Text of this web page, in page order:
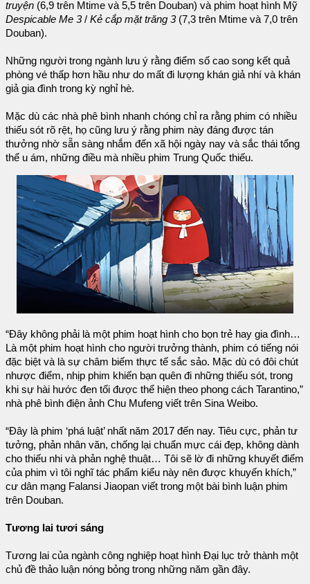
truyện (6,9 trên Mtime và 5,5 trên Douban) và phim hoạt hình Mỹ
Despicable Me 3/ Kẻ cắp mặt trăng 3(7,3 trên Mtime và 7,0 trên
Douban).
Những người trong ngành lưu ý rằng điểm số cao song kết quả
phòng vé thấp hơn hầu như do mất đi lượng khán giả nhí và khán
giả gia đình trong kỳ nghỉ hè.
Mặc dù các nhà phê bình nhanh chóng chỉ ra rằng phim có nhiều
thiếu sót rõ rệt, họ cũng lưu ý rằng phim này đáng được tán
thưởng nhờ sẵn sàng nhắm đến xã hội ngày nay và sắc thái tổng
thể u ám, những điều mà nhiều phim Trung Quốc thiếu.
“Đây không phải là một phim hoạt hình cho bọn trẻ hay gia đình…
Là một phim hoạt hình cho người trưởng thành, phim có tiếng nói
đặc biệt và là sự châm biếm thực tế sắc sảo. Mặc dù có đôi chút
nhược điểm, nhịp phim khiến bạn quên đi những thiếu sót, trong
khi sự hài hước đen tối được thể hiện theo phong cách Tarantino,”
nhà phê bình điện ảnh Chu Mufeng viết trên Sina Weibo.
“Đây là phim ‘phá luật’ nhất năm 2017 đến nay. Tiêu cực, phản tư
tưởng, phản nhân văn, chống lại chuẩn mực cái đẹp, không dành
cho thiếu nhi và phản nghệ thuật… Tôi sẽ lờ đi những khuyết điểm
của phim vì tôi nghĩ tác phẩm kiểu này nên được khuyến khích,”
cư dân mạng Falansi Jiaopan viết trong một bài bình luận phim
trên Douban.
Tương lai tươi sáng
Tương lai của ngành công nghiệp hoạt hình Đại lục trở thành một
chủ đề thảo luận nóng bỏng trong những năm gần đây.